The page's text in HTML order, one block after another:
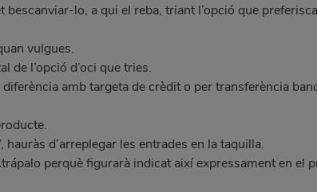
lo, a qui el reba, triant l’opció que
vulgues.
de l’opció d’oci que tries.
amb targeta de crèdit o per transferència
d’arreplegar les entrades en la taquilla.
perquè figurarà indicat així expressament en el